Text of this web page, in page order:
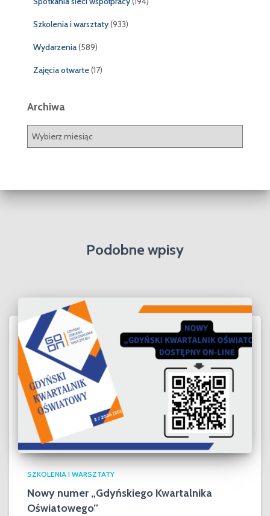
Szkolenia i warsztaty(933)
Wydarzenia(589)
Zajęcia otwarte(17)
Archiwa
w
Podobne wpisy
SZKOLENIA I WARSZTATY
Nowy numer „Gdyńskiego Kwartalnika
Oświatowego”